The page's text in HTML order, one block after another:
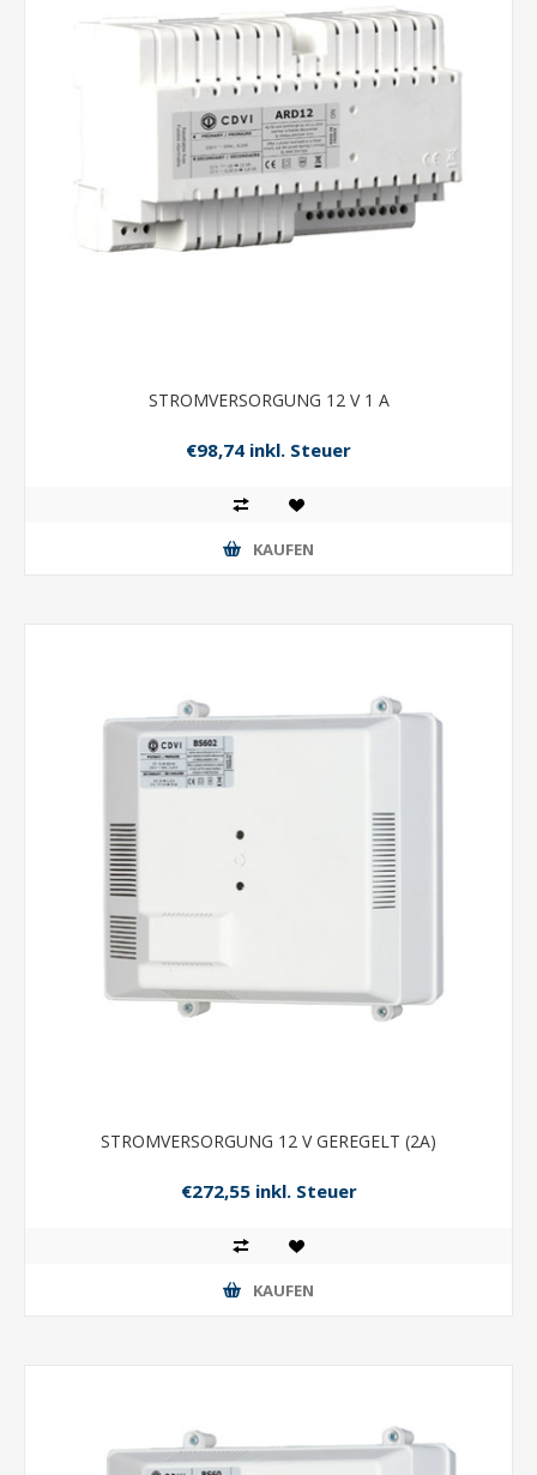
STROMVERSORGUNG 12 V 1 A
€98,74 inkl. Steuer
KAUFEN
STROMVERSORGUNG 12 V GEREGELT (2A)
€272,55 inkl. Steuer
KAUFEN